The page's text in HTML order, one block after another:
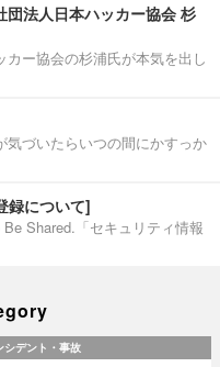
団法人日本ハッカー協会 杉
ー協会の杉浦氏が本気を出し
づいたらいつの間にかすっか
録について]
Shared.「セキュリティ情報
シデント・事故